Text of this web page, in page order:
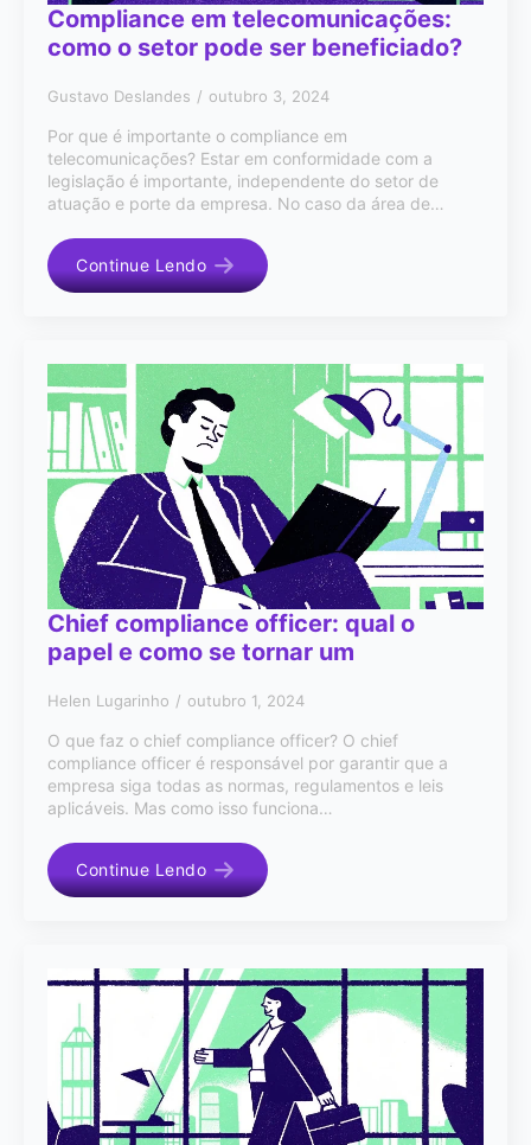
Compliance em telecomunicações:
como o setor pode ser beneficiado?
Gustavo Deslandes outubro 3, 2024
Por que é importante o compliance em
telecomunicações? Estar em conformidade com a
legislação é importante, independente do setor de
atuação e porte da empresa. No caso da área de…
Continue Lendo
Chief compliance officer: qual o
papel e como se tornar um
Helen Lugarinho outubro 1, 2024
O que faz o chief compliance officer? O chief
compliance officer é responsável por garantir que a
empresa siga todas as normas, regulamentos e leis
aplicáveis. Mas como isso funciona…
Continue Lendo